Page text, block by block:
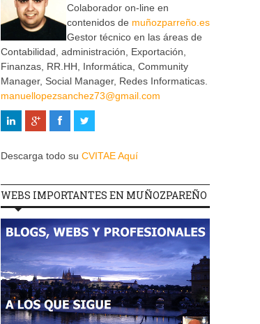
Colaborador on-line en
contenidos de muñozparreño.es
Gestor técnico en las áreas de
Contabilidad, administración, Exportación,
Finanzas, RR.HH, Informática, Community
Manager, Social Manager, Redes Informaticas.
manuellopezsanchez73@gmail.com
Descarga todo su CVITAE Aquí
WEBS IMPORTANTES EN MUÑOZPAREÑO